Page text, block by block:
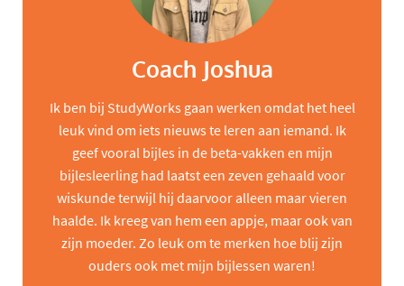
Coach Joshua
Ik ben bij StudyWorks gaan werken omdat het heel
leuk vind om iets nieuws te leren aan iemand. Ik
geef vooral bijles in de beta-vakken en mijn
bijlesleerling had laatst een zeven gehaald voor
wiskunde terwijl hij daarvoor alleen maar vieren
haalde. Ik kreeg van hem een appje, maar ook van
zijn moeder. Zo leuk om te merken hoe blij zijn
ouders ook met mijn bijlessen waren!